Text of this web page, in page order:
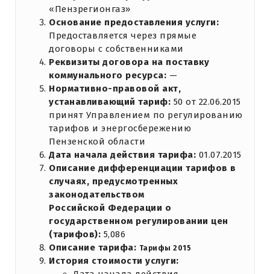
«Пензрегионгаз»
Основание предоставления услуги:
Предоставляется через прямые
договоры с собственниками
Реквизиты договора на поставку
коммунального ресурса: —
Нормативно-правовой акт,
устанавливающий тариф: 50 от 22.06.2015
принят Управлением по регулированию
тарифов и энергосбережению
Пензенской области
Дата начала действия тарифа: 01.07.2015
Описание дифференциации тарифов в
случаях, предусмотренных
законодательством
Российской Федерации о
государственном регулировании цен
(тарифов): 5,086
Описание тарифа: Тарифы 2015
История стоимости услуги: